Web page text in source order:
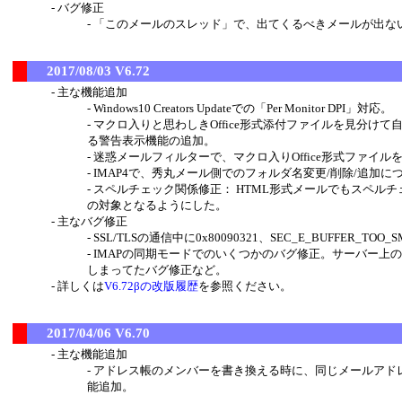
バグ修正
「このメールのスレッド」で、出てくるべきメールが出
2017/08/03 V6.72
主な機能追加
Windows10 Creators Updateでの「Per Monitor DPI」対応。
マクロ入りと思わしきOffice形式添付ファイルを見分けて
る警告表示機能の追加。
迷惑メールフィルターで、マクロ入りOffice形式ファイル
IMAP4で、秀丸メール側でのフォルダ名変更/削除/追加に
スペルチェック関係修正： HTML形式メールでもスペル
の対象となるようにした。
主なバグ修正
SSL/TLSの通信中に0x80090321、
IMAPの同期モードでのいくつかのバグ修正。サーバー上
しまってたバグ修正など。
詳しくはV6.72βの改版履歴を参照ください。
2017/04/06 V6.70
主な機能追加
アドレス帳のメンバーを書き換える時に、同じメールア
能追加。